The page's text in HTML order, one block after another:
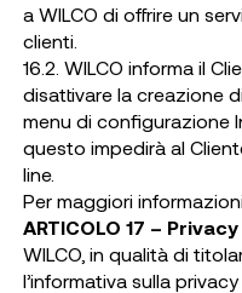
a WILCO di offrire un
clienti.
16.2. WILCO informa il
disattivare la creazione
menu di configurazione
questo impedirà al
line.
Per maggiori informazioni
ARTICOLO 17 – Privacy
WILCO, in qualità di
l’informativa sulla